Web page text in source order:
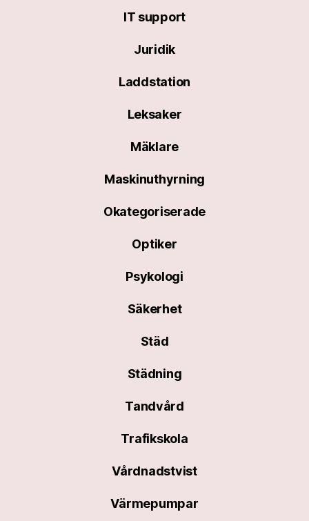
IT support
Juridik
Laddstation
Leksaker
Mäklare
Maskinuthyrning
Okategoriserade
Optiker
Psykologi
Säkerhet
Städ
Städning
Tandvård
Trafikskola
Vårdnadstvist
Värmepumpar